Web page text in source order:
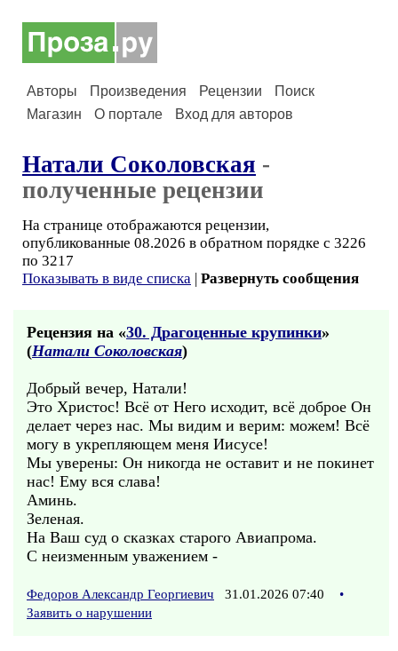
Авторы Произведения Рецензии
Поиск
Магазин
О портале Вход для авторов
Натали Соколовская -
полученные рецензии
На странице отображаются рецензии,
опубликованные 08.2026 в обратном порядке с 3226
по 3217
Показывать в виде списка | Развернуть сообщения
Рецензия на «30. Драгоценные крупинки»
(Натали Соколовская)
Добрый вечер, Натали!
Это Христос! Всё от Него исходит, всё доброе Он
делает через нас. Мы видим и верим: можем! Всё
могу в укрепляющем меня Иисусе!
Мы уверены: Он никогда не оставит и не покинет
нас! Ему вся слава!
Аминь.
Зеленая.
На Ваш суд о сказках старого Авиапрома.
С неизменным уважением -
Федоров Александр Георгиевич 31.01.2026 07:40
•
Заявить о нарушении